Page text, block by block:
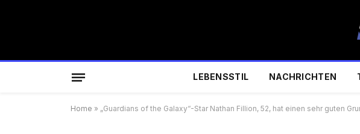
LEBENSSTIL NACHRICHTEN
Home » „Guardians of the Galaxy“-Star Nathan Fillion, 52, hat einen sehr guten